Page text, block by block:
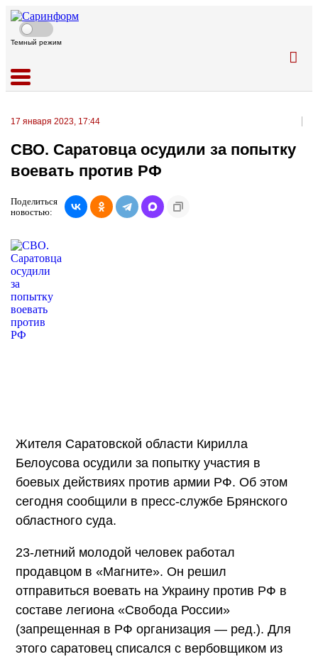
Темный режим
17 января 2023, 17:44
СВО. Саратовца осудили за попытку
воевать против РФ
Поделиться
новостью:
Жителя Саратовской области Кирилла
Белоусова осудили за попытку участия в
боевых действиях против армии РФ. Об этом
сегодня сообщили в пресс-службе Брянского
областного суда.
23-летний молодой человек работал
продавцом в «Магните». Он решил
отправиться воевать на Украину против РФ в
составе легиона «Свобода России»
(запрещенная в РФ организация — ред.). Для
этого саратовец списался с вербовщиком из